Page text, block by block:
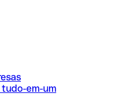
tudo-em-um